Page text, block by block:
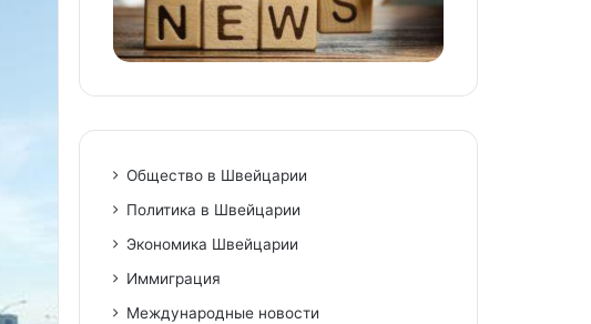
Общество в Швейцарии
Политика в Швейцарии
Экономика Швейцарии
Иммиграция
Международные новости